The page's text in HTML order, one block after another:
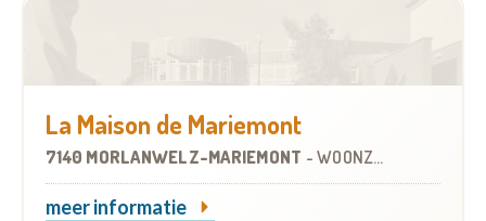
La Maison de Mariemont
7140 MORLANWELZ-MARIEMONT - WOONZORGCENTRUM (WZC)
meer informatie